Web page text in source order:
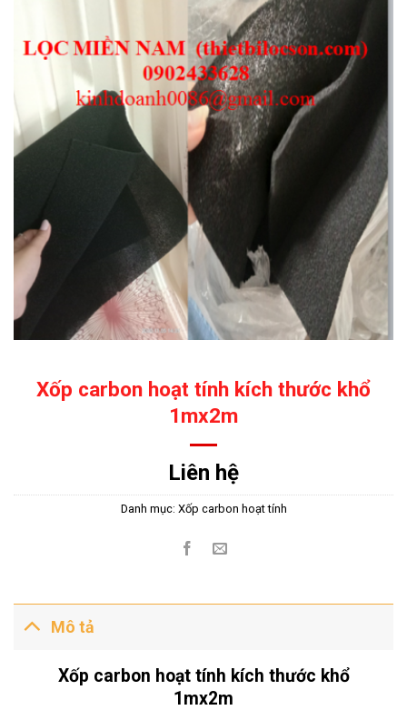
Xốp carbon hoạt tính kích thước khổ
1mx2m
Liên hệ
Danh mục: Xốp carbon hoạt tính
Mô tả
Xốp carbon hoạt tính kích thước khổ
1mx2m